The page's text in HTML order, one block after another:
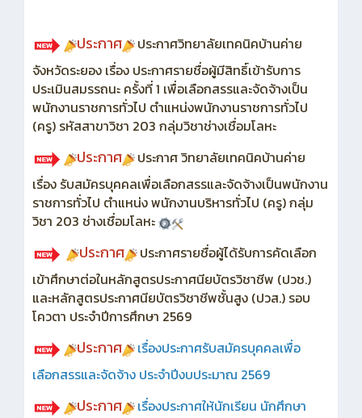
ประกาศ
ประกาศวิทยาลัยเทคนิคบ้านค่าย
จังหวัดระยอง เรื่อง ประกาศรายชื่อผู้มีสิทธิ์เข้ารับการ
ประเมินสมรรถนะ ครั้งที่ 1 เพื่อเลือกสรรและจัดจ้างเป็น
พนักงานราชการทั่วไป ตำแหน่งพนักงานราชการทั่วไป
(ครู) รหัสสาขาวิชา 203 กลุ่มวิชาช่างเชื่อมโลหะ
ประกาศ
ประกาศ วิทยาลัยเทคนิคบ้านค่าย
เรื่อง รับสมัครบุคคลเพื่อเลือกสรรและจัดจ้างเป็นพนักงาน
ราชการทั่วไป ตำแหน่ง พนักงานบริหารทั่วไป (ครู) กลุ่ม
วิชา 203 ช่างเชื่อมโลหะ
ประกาศ
ประกาศรายชื่อผู้ได้รับการคัดเลือก
เข้าศึกษาต่อในหลักสูตรประกาศนียบัตรวิชาชีพ (ปวช.)
และหลักสูตรประกาศนียบัตรวิชาชีพชั้นสูง (ปวส.) รอบ
โควตา ประจำปีการศึกษา 2569
ประกาศ เรื่องประกาศรับสมัครบุคคลเพื่อ
เลือกสรรและจัดจ้าง ประจำปีงบประมาณ 2569
ประกาศ
เรื่องประกาศให้นักเรียน นักศึกษา